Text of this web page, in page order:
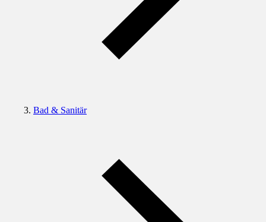
Bad & Sanitär